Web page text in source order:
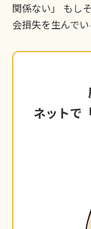
関係ない」 もし
会損失を生んで
ネットで
ネットで
今や、鹿児
の取引先
PCで検索
当たり前
結果）に